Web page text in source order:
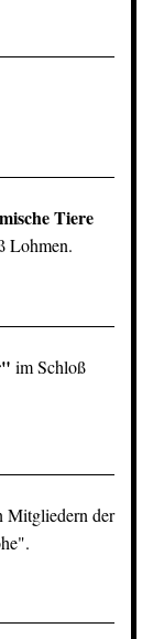
Tiere
Lohmen.
imSchloß
Mitgliedern der
.